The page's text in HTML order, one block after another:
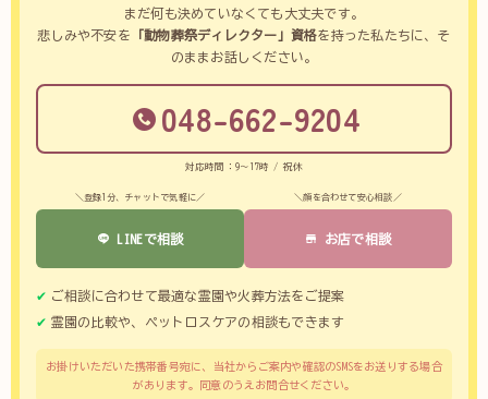
まだ何も決めていなくても大丈夫です。
悲しみや不安を 「動物葬祭ディレクター」資格を持った私たちに、そ
のままお話しください。
048-662-9204
対応時間：9～17時 / 祝休
＼登録1分、チャットで気軽に／
LINEで相談
＼顔を合わせて安心相談／
お店で相談
ご相談に合わせて最適な霊園や火葬方法をご提案
霊園の比較や、ペットロスケアの相談もできます
お掛けいただいた携帯番号宛に、当社からご案内や確認のSMSをお送りする場合
があります。同意のうえお問合せください。